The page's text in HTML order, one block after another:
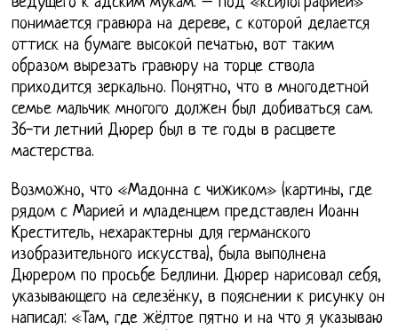
понимается гравюра на дереве, с которой делается
оттиск на бумаге высокой печатью, вот таким
образом вырезать гравюру на торце ствола
приходится зеркально. Понятно, что в многодетной
семье мальчик многого должен был добиваться сам.
36-ти летний Дюрер был в те годы в расцвете
мастерства.
Возможно, что «Мадонна с чижиком» (картины, где
рядом с Марией и младенцем представлен Иоанн
Креститель, нехарактерны для германского
изобразительного искусства), была выполнена
Дюрером по просьбе Беллини. Дюрер нарисовал себя,
указывающего на селезёнку, в пояснении к рисунку он
написал: «Там, где жёлтое пятно и на что я указываю